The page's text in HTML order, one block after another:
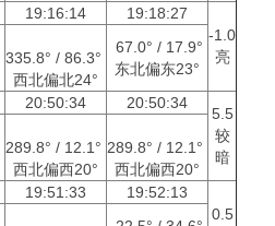
19:16:14
19:18:27
-1.0
亮
335.8° / 86.3°
西北偏北24°
67.0° / 17.9°
东北偏东23°
20:50:34 20:50:34
5.5
较
暗
289.8° / 12.1°
西北偏西20°
289.8° / 12.1°
西北偏西20°
19:51:33
19:52:13
0.5